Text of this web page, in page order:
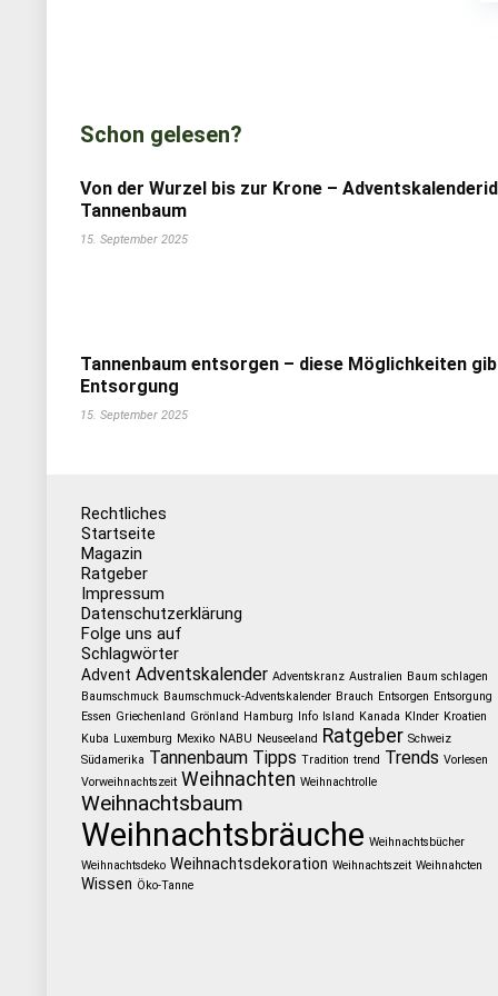
Schon gelesen?
Von der Wurzel bis zur Krone –
Tannenbaum
15. September 2025
Tannenbaum entsorgen – diese Möglichkeiten
Entsorgung
15. September 2025
Rechtliches
Startseite
Magazin
Ratgeber
Impressum
Datenschutzerklärung
Folge uns auf
Schlagwörter
Advent Adventskalender Adventskranz Australien Baum schlagen
Baumschmuck Baumschmuck-Adventskalender Brauch Entsorgen Entsorgung
Essen Griechenland Grönland Hamburg Info Island Kanada KInder Kroatien
Kuba Luxemburg Mexiko NABU Neuseeland Ratgeber Schweiz
Südamerika Tannenbaum Tipps Tradition trend Trends Vorlesen
Vorweihnachtszeit Weihnachten Weihnachtrolle
Weihnachtsbaum
Weihnachtsbräuche Weihnachtsbücher
Weihnachtsdeko Weihnachtsdekoration Weihnachtszeit Weihnahcten
Wissen Öko-Tanne